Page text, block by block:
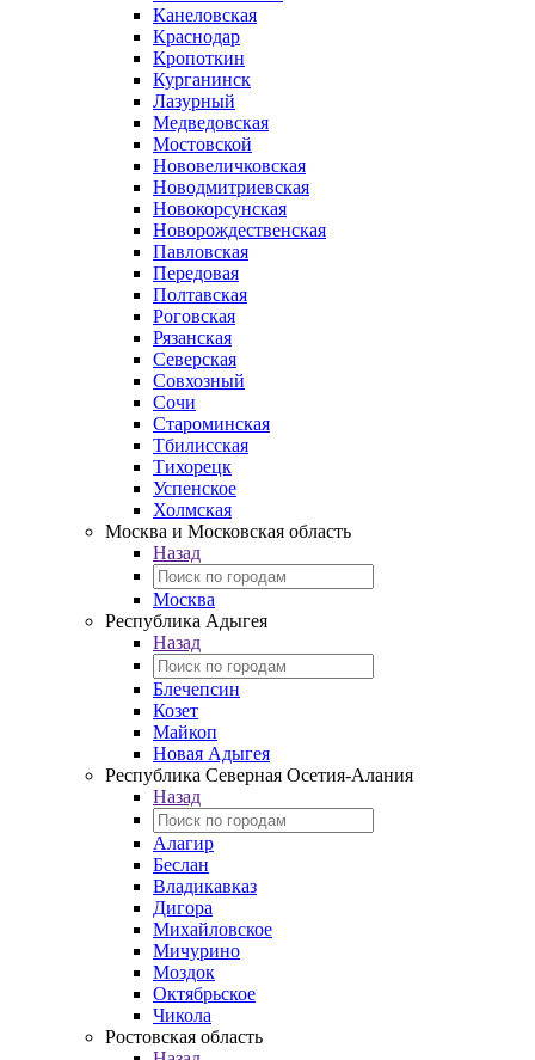
Канеловская
Краснодар
Кропоткин
Курганинск
Лазурный
Медведовская
Мостовской
Нововеличковская
Новодмитриевская
Новокорсунская
Новорождественская
Павловская
Передовая
Полтавская
Роговская
Рязанская
Северская
Совхозный
Сочи
Староминская
Тбилисская
Тихорецк
Успенское
Холмская
Москва и Московская область
Назад
Москва
Республика Адыгея
Назад
Блечепсин
Козет
Майкоп
Новая Адыгея
Республика Северная Осетия-Алания
Назад
Алагир
Беслан
Владикавказ
Дигора
Михайловское
Мичурино
Моздок
Октябрьское
Чикола
Ростовская область